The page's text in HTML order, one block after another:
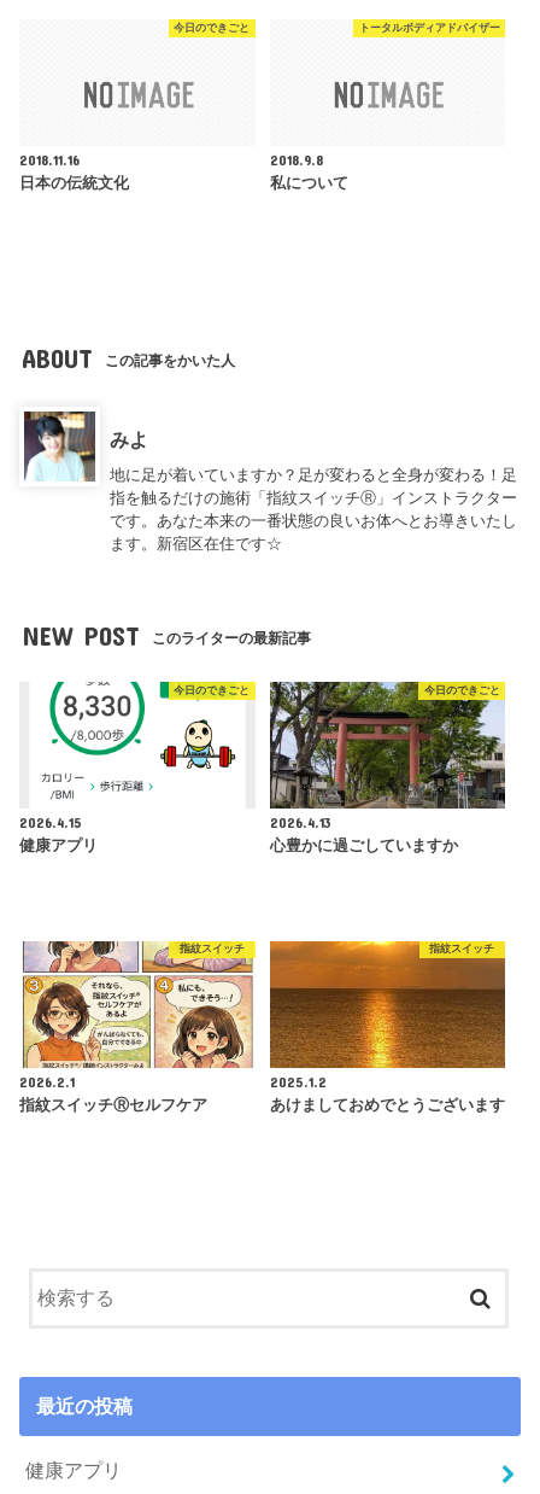
今日のできごと
2018.11.16
日本の伝統文化
トータルボディアドバイザー
2018.9.8
私について
ABOUT この記事をかいた人
みよ
地に足が着いていますか？足が変わると全身が変わる！足
指を触るだけの施術「指紋スイッチⓇ」インストラクター
です。あなた本来の一番状態の良いお体へとお導きいたし
ます。新宿区在住です☆
NEW POST このライターの最新記事
今日のできごと
2026.4.15
健康アプリ
今日のできごと
2026.4.13
心豊かに過ごしていますか
指紋スイッチ
2026.2.1
指紋スイッチⓇセルフケア
指紋スイッチ
2025.1.2
あけましておめでとうございます
最近の投稿
健康アプリ